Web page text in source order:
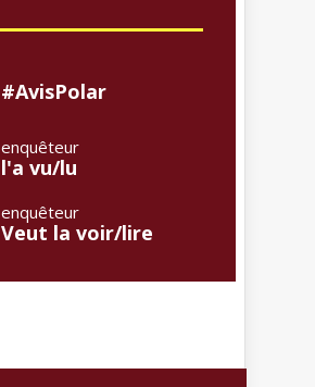
#AvisPolar
enquêteur
l'a vu/lu
enquêteur
Veut la voir/lire